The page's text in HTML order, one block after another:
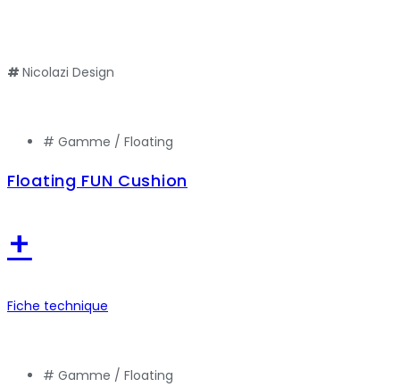
# Nicolazi Design
# Gamme / Floating
Floating FUN Cushion
+
Fiche technique
# Gamme / Floating